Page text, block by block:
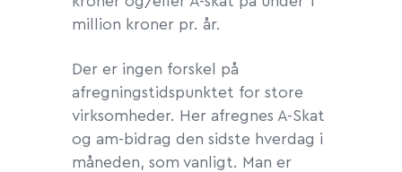
million kroner pr. år.
Der er ingen forskel på
afregningstidspunktet for store
virksomheder. Her afregnes A-Skat
og am-bidrag den sidste hverdag i
måneden, som vanligt. Man er